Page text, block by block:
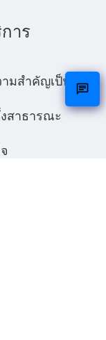
าร
มสำคัญเป็น
สาธารณะ